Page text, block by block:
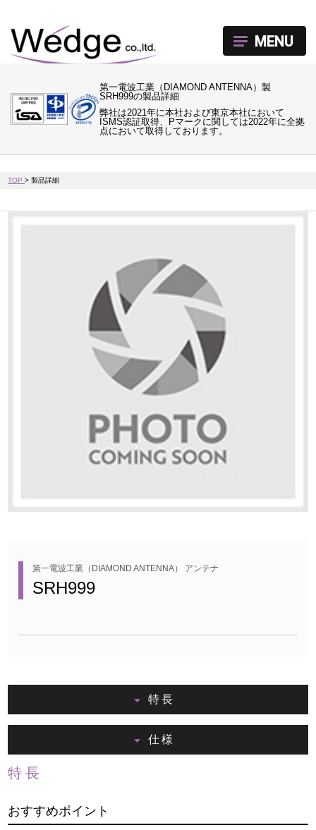
第一電波工業（DIAMOND ANTENNA）製
SRH999の製品詳細
弊社は2021年に本社および東京本社において
ISMS認証取得、Pマークに関しては2022年に全拠
点において取得しております。
MENU
TOP>製品詳細
第一電波工業（DIAMOND ANTENNA） アンテナ
SRH999
特長
仕様
特長
おすすめポイント